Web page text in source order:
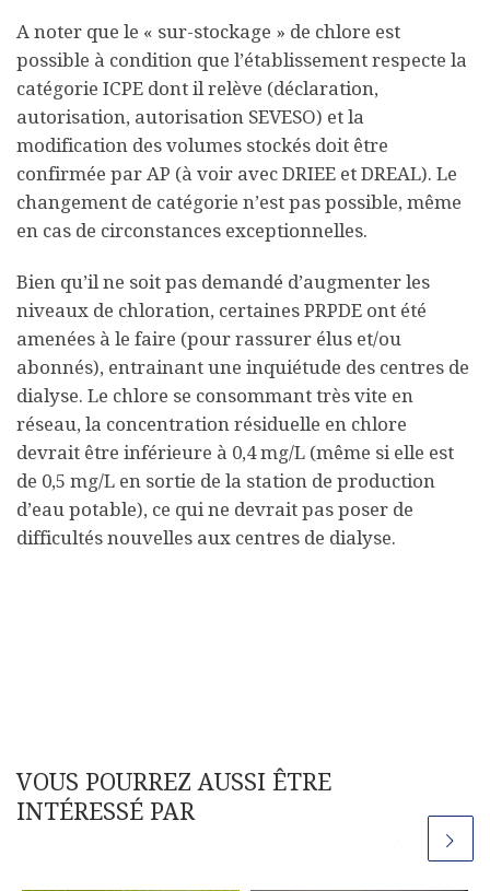
A noter que le « sur-stockage » de chlore est
possible à condition que l’établissement respecte la
catégorie ICPE dont il relève (déclaration,
autorisation, autorisation SEVESO) et la
modification des volumes stockés doit être
confirmée par AP (à voir avec DRIEE et DREAL). Le
changement de catégorie n’est pas possible, même
en cas de circonstances exceptionnelles.
Bien qu’il ne soit pas demandé d’augmenter les
niveaux de chloration, certaines PRPDE ont été
amenées à le faire (pour rassurer élus et/ou
abonnés), entrainant une inquiétude des centres de
dialyse. Le chlore se consommant très vite en
réseau, la concentration résiduelle en chlore
devrait être inférieure à 0,4 mg/L (même si elle est
de 0,5 mg/L en sortie de la station de production
d’eau potable), ce qui ne devrait pas poser de
difficultés nouvelles aux centres de dialyse.
VOUS POURREZ AUSSI ÊTRE
INTÉRESSÉ PAR